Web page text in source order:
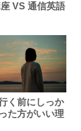
VS 通信英語
く前にしっか
た方がいい理